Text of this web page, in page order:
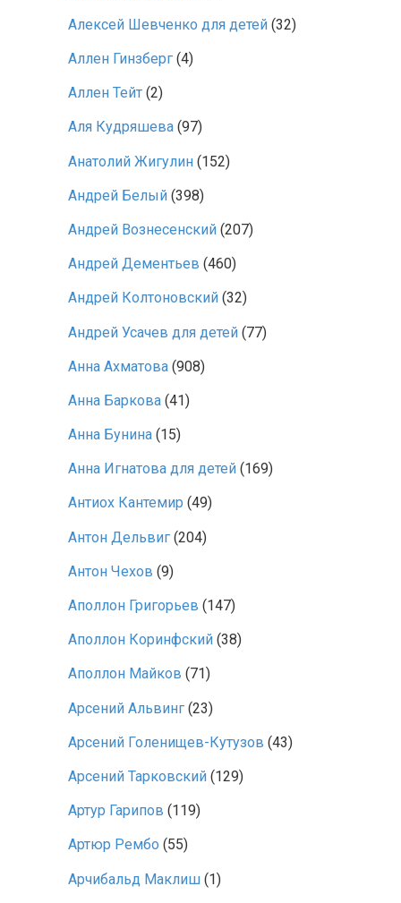
Алексей Шевченко для детей (32)
Аллен Гинзберг (4)
Аллен Тейт (2)
Аля Кудряшева (97)
Анатолий Жигулин (152)
Андрей Белый (398)
Андрей Вознесенский (207)
Андрей Дементьев (460)
Андрей Колтоновский (32)
Андрей Усачев для детей (77)
Анна Ахматова (908)
Анна Баркова (41)
Анна Бунина (15)
Анна Игнатова для детей (169)
Антиох Кантемир (49)
Антон Дельвиг (204)
Антон Чехов (9)
Аполлон Григорьев (147)
Аполлон Коринфский (38)
Аполлон Майков (71)
Арсений Альвинг (23)
Арсений Голенищев-Кутузов (43)
Арсений Тарковский (129)
Артур Гарипов (119)
Артюр Рембо (55)
Арчибальд Маклиш (1)